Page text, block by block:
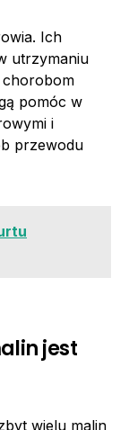
Ich
utrzymaniu
chorobom
pomóc w
i
przewodu
jest
wielu malin